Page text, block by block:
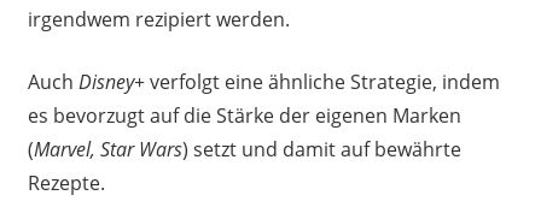
irgendwem rezipiert werden.
Auch Disney+verfolgt eine ähnliche Strategie, indem
es bevorzugt auf die Stärke der eigenen Marken
(Marvel, Star Wars) setzt und damit auf bewährte
Rezepte.